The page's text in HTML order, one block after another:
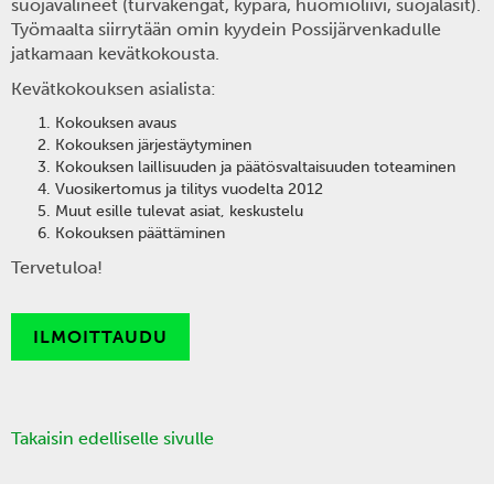
suojavälineet (turvakengät, kypärä, huomioliivi, suojalasit).
Työmaalta siirrytään omin kyydein Possijärvenkadulle
jatkamaan kevätkokousta.
Kevätkokouksen asialista:
Kokouksen avaus
Kokouksen järjestäytyminen
Kokouksen laillisuuden ja päätösvaltaisuuden toteaminen
Vuosikertomus ja tilitys vuodelta 2012
Muut esille tulevat asiat, keskustelu
Kokouksen päättäminen
Tervetuloa!
ILMOITTAUDU
Takaisin edelliselle sivulle